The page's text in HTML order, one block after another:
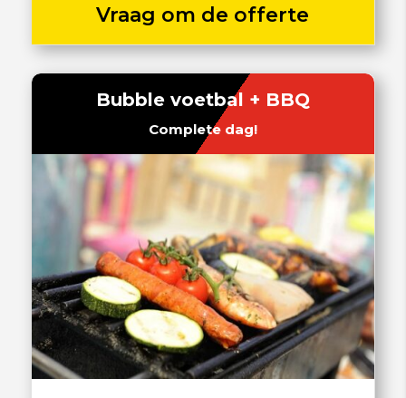
Vraag om de offerte
Bubble voetbal + BBQ
Complete dag!